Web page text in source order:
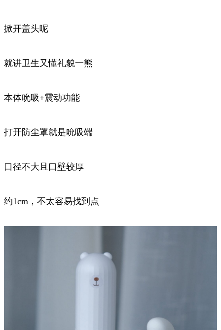
掀开盖头呢
就讲卫生又懂礼貌一熊
本体吮吸+震动功能
打开防尘罩就是吮吸端
口径不大且口壁较厚
约1cm，不太容易找到点